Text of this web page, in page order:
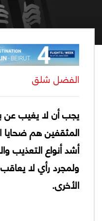
الفضل شلق
يجب أن لا يغيب عن
المثقفين هم ضحايا
أشد أنواع التعذيب
ولمجرد رأي لا
الأخرى.